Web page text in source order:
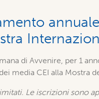
di Avvenire, per 1
media CEI alla Mostra
Le iscrizioni sono